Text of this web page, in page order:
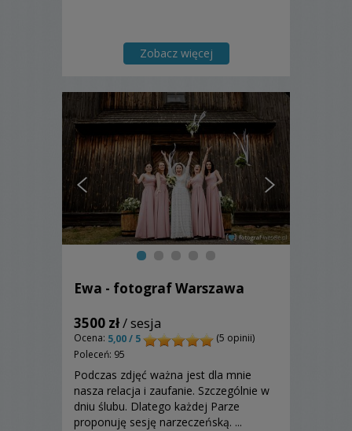
Zobacz więcej
Ewa - fotograf Warszawa
3500 zł/ sesja
Ocena: 5,00 / 5
(5 opinii)
Poleceń: 95
Podczas zdjęć ważna jest dla mnie
nasza relacja i zaufanie. Szczególnie w
dniu ślubu. Dlatego każdej Parze
proponuję sesję narzeczeńską. ...